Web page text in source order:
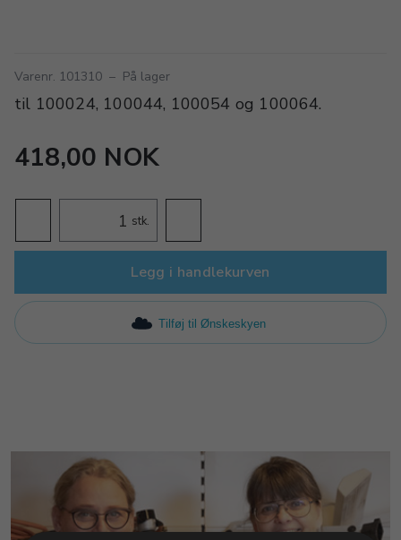
Varenr. 101310 – På lager
til 100024, 100044, 100054 og 100064.
418,00 NOK
stk.
Legg i handlekurven
Tilføj til Ønskeskyen